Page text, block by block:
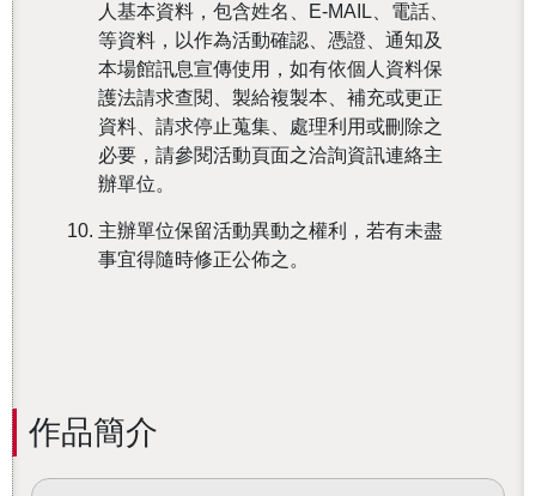
人基本資料，包含姓名、E-MAIL、電話、
等資料，以作為活動確認、憑證、通知及
本場館訊息宣傳使用，如有依個人資料保
護法請求查閱、製給複製本、補充或更正
資料、請求停止蒐集、處理利用或刪除之
必要，請參閱活動頁面之洽詢資訊連絡主
辦單位。
主辦單位保留活動異動之權利，若有未盡
事宜得隨時修正公佈之。
作品簡介
還沒加入會員